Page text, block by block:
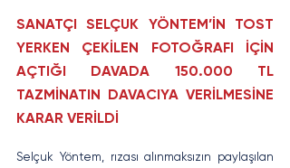
SANATÇI SELÇUK YÖNTEM’İN TOST
YERKEN ÇEKİLEN FOTOĞRAFI İÇİN
AÇTIĞI DAVADA 150.000 TL
TAZMİNATIN DAVACIYA VERİLMESİNE
KARAR VERİLDİ
Selçuk Yöntem, rızası alınmaksızın paylaşılan